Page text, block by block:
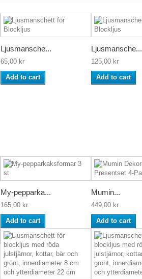
Ljusmansche...
65,00 kr
Add to cart
Ljusmansche...
125,00 kr
Add to cart
My-pepparka...
165,00 kr
Add to cart
Mumin...
449,00 kr
Add to cart